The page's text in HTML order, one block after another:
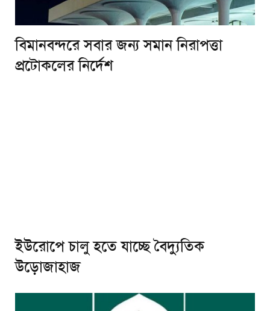
বিমানবন্দরে সবার জন্য সমান নিরাপত্তা
প্রটোকলের নির্দেশ
ইউরোপে চালু হতে যাচ্ছে বৈদ্যুতিক
উড়োজাহাজ